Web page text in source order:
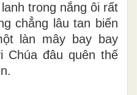
trong nắng ôi rất
chẳng lâu tan biến
làn mây bay bay
Chúa đâu quên thế